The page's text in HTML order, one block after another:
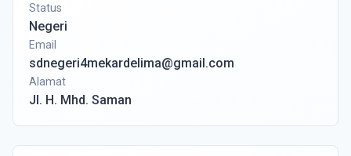
Status
Negeri
Email
sdnegeri4mekardelima@gmail.com
Alamat
Jl. H. Mhd. Saman